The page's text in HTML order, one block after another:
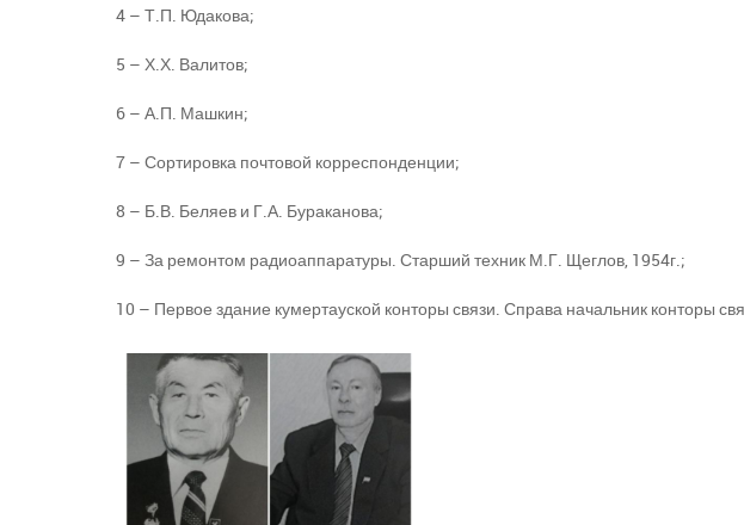
4 – Т.П. Юдакова;
5 – Х.Х. Валитов;
6 – А.П. Машкин;
7 – Сортировка почтовой корреспонденции;
8 – Б.В. Беляев и Г.А. Бураканова;
9 – За ремонтом радиоаппаратуры. Старший техник М.Г. Щеглов, 1954г.;
10 – Первое здание кумертауской конторы связи. Справа начальник конторы